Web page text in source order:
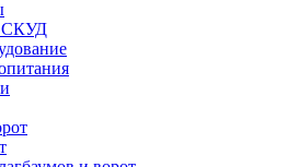
СКУД